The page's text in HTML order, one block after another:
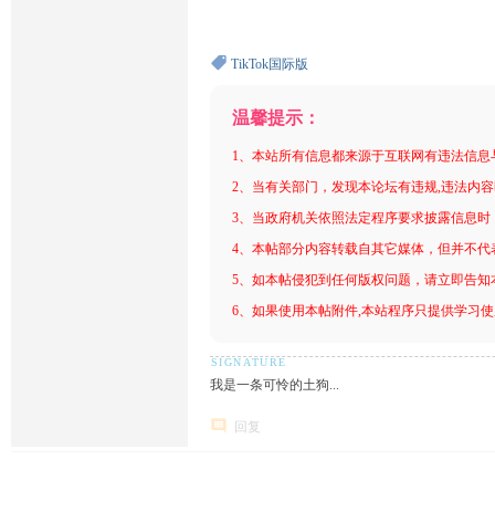
TikTok国际版
温馨提示：
1、本站所有信息都来源于互联网有违法信
2、当有关部门，发现本论坛有违规,违法内
3、当政府机关依照法定程序要求披露信息
4、本帖部分内容转载自其它媒体，但并不
5、如本帖侵犯到任何版权问题，请立即告
6、如果使用本帖附件,本站程序只提供学习
我是一条可怜的土狗...
回复